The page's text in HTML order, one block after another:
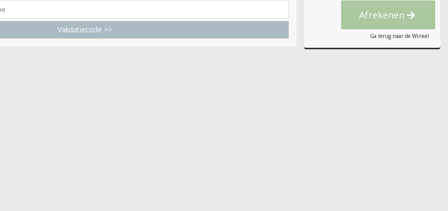
Validatiecode >>
Afrekenen
Ga terug naar de Winkel